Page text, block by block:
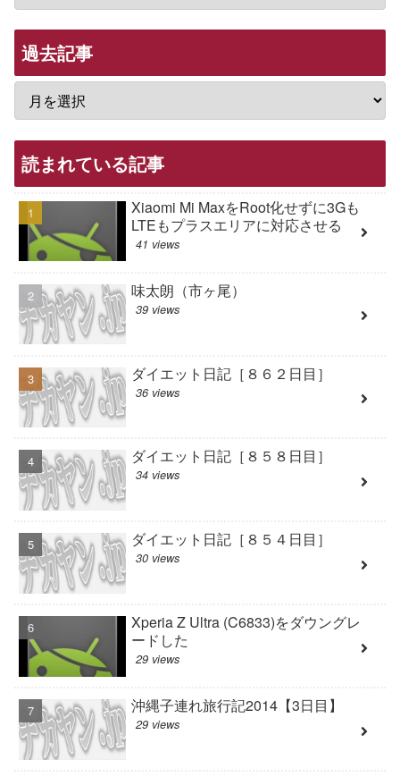
過去記事
読まれている記事
Xiaomi Mi MaxをRoot化せずに3Gも
LTEもプラスエリアに対応させる
41 views
味太朗（市ヶ尾）
39 views
ダイエット日記［８６２日目］
36 views
ダイエット日記［８５８日目］
34 views
ダイエット日記［８５４日目］
30 views
Xperia Z Ultra (C6833)をダウングレ
ードした
29 views
沖縄子連れ旅行記2014【3日目】
29 views